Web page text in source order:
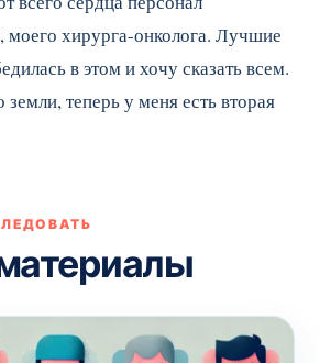
моего хирурга-онколога. Лучшие
в этом и хочу сказать всем.
теперь у меня есть вторая